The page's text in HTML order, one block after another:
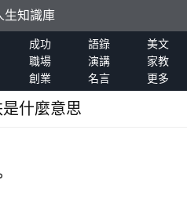
生知識庫
成功 語錄
美文
職場 演講
家教
創業 名言 更多
什麼意思